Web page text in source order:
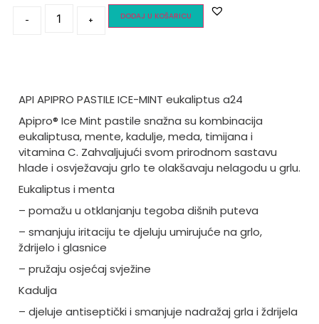
- + DODAJ U KOŠARICU
API APIPRO PASTILE ICE-MINT eukaliptus a24
Apipro® Ice Mint pastile snažna su kombinacija
eukaliptusa, mente, kadulje, meda, timijana i
vitamina C. Zahvaljujući svom prirodnom sastavu
hlade i osvježavaju grlo te olakšavaju nelagodu u grlu.
Eukaliptus i menta
– pomažu u otklanjanju tegoba dišnih puteva
– smanjuju iritaciju te djeluju umirujuće na grlo,
ždrijelo i glasnice
– pružaju osjećaj svježine
Kadulja
– djeluje antiseptički i smanjuje nadražaj grla i ždrijela